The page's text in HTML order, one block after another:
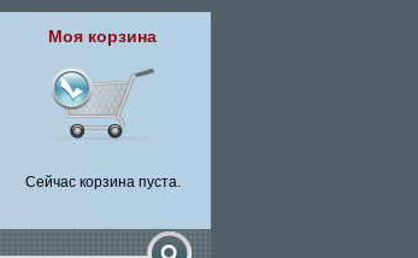
Моя корзина
Сейчас корзина пуста.